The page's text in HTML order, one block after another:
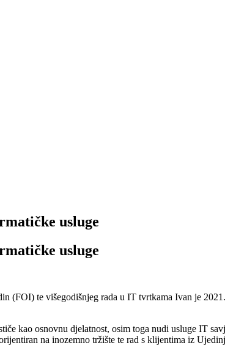
usluge
usluge
(FOI) te višegodišnjeg rada u IT tvrtkama Ivan je
kao osnovnu djelatnost, osim toga nudi usluge IT
na inozemno tržište te rad s klijentima iz